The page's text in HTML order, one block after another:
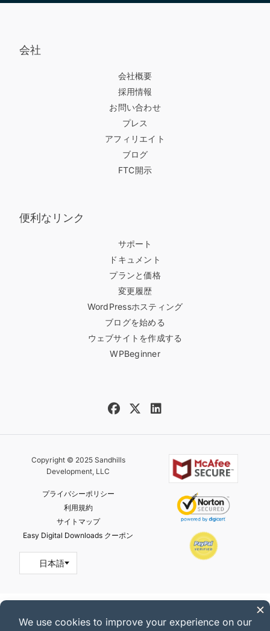
会社
会社概要
採用情報
お問い合わせ
プレス
アフィリエイト
ブログ
FTC開示
便利なリンク
サポート
ドキュメント
プランと価格
変更履歴
WordPressホスティング
ブログを始める
ウェブサイトを作成する
WPBeginner
Copyright © 2025 Sandhills
Development, LLC
プライバシーポリシー
利用規約
サイトマップ
Easy Digital Downloads クーポン